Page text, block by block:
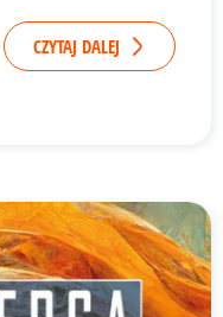
CZYTAJ DALEJ
edycji SMALu